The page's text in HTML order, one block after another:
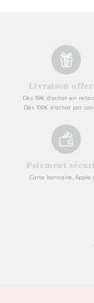
Livraison
Dès 59€ d'achat en
Dès 100€ d'achat par
Paiement
Carte bancaire, Apple